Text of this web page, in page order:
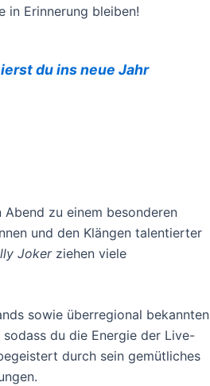
in Erinnerung bleiben!
du ins neue Jahr
Abend zu einem besonderen
und den Klängen talentierter
Jokerziehen viele
sowie überregional bekannten
du die Energie der Live-
durch sein gemütliches